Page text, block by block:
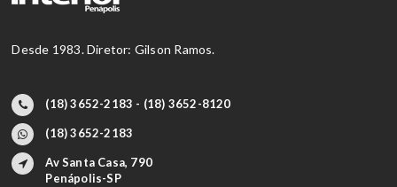
Desde 1983. Diretor: Gilson Ramos.
(18) 3652-2183 - (18) 3652-8120
(18) 3652-2183
Av Santa Casa, 790
Penápolis-SP